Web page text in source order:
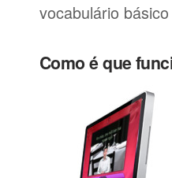
vocabulário
Como é que